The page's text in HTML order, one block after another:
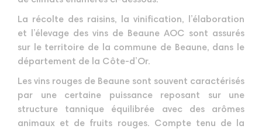
La récolte des raisins, la vinification, l’élaboration
et l’élevage des vins de Beaune AOC sont assurés
sur le territoire de la commune de Beaune, dans le
département de la Côte-d’Or.
Les vins rouges de Beaune sont souvent caractérisés
par une certaine puissance reposant sur une
structure tannique équilibrée avec des arômes
animaux et de fruits rouges. Compte tenu de la